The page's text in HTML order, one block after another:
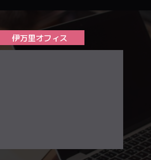
伊万里オフィス